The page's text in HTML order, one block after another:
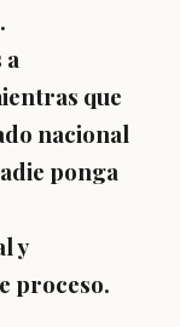
a
que
nacional
ponga
y
proceso.